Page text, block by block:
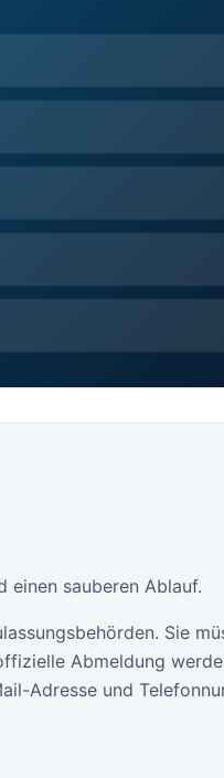
einen sauberen Ablauf.
Sie
Abmeldung
Adresse und